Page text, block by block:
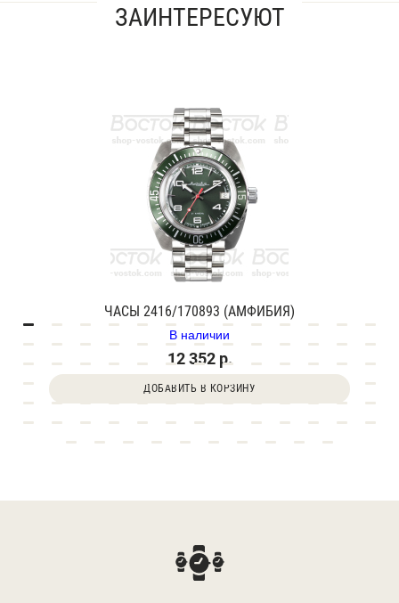
ЗАИНТЕРЕСУЮТ
ЧАСЫ 2416/170893 (АМФИБИЯ)
В наличии
12 352 р.
ДОБАВИТЬ В КОРЗИНУ